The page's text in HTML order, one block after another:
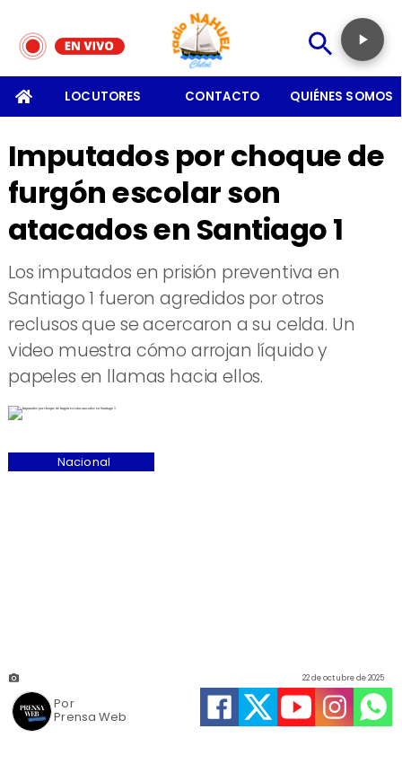
LOCUTORES CONTACTO QUIÉNES SOMOS
Imputados por choque de
furgón escolar son
atacados en Santiago 1
Los imputados en prisión preventiva en
Santiago 1 fueron agredidos por otros
reclusos que se acercaron a su celda. Un
video muestra cómo arrojan líquido y
papeles en llamas hacia ellos.
Prensa Web
22 de octubre de 2025
Nacional
Por